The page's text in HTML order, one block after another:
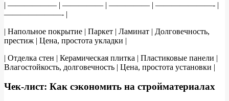
| —————— | ————— | ————— | ———————- |
———————- |
| Напольное покрытие | Паркет | Ламинат | Долговечность,
престиж | Цена, простота укладки |
| Отделка стен | Керамическая плитка | Пластиковые панели |
Влагостойкость, долговечность | Цена, простота установки |
Чек-лист: Как сэкономить на стройматериалах